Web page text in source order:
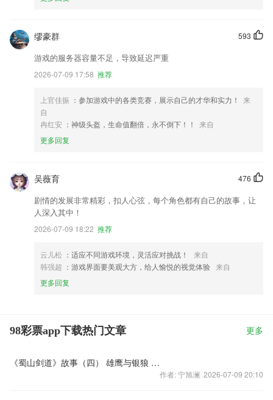
593
缪豪群
游戏的服务器容量不足，导致延迟严重
2026-07-09 17:58 推荐
上官佳振 ：参加游戏中的各类竞赛，展示自己的才华和实力！
来
自
冉红安 ：神级头盔，生命值翻倍，永不倒下！！
来自
更多回复
476
吴薇育
剧情的发展非常精彩，扣人心弦，每个角色都有自己的故事，让
人深入其中！
2026-07-09 18:22 推荐
云儿松 ：适应不同游戏环境，灵活应对挑战！
来自
韩强超 ：游戏界面要美观大方，给人愉悦的视觉体验 来自
更多回复
98彩票app下载热门文章 更多
《蜀山剑道》故事（四） 雄鹰与银狼 雄鹰之死
作者: 宁旭澜 2026-07-09 20:10